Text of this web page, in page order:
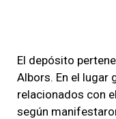
El depósito
Albors. En el lugar
relacionados con
según